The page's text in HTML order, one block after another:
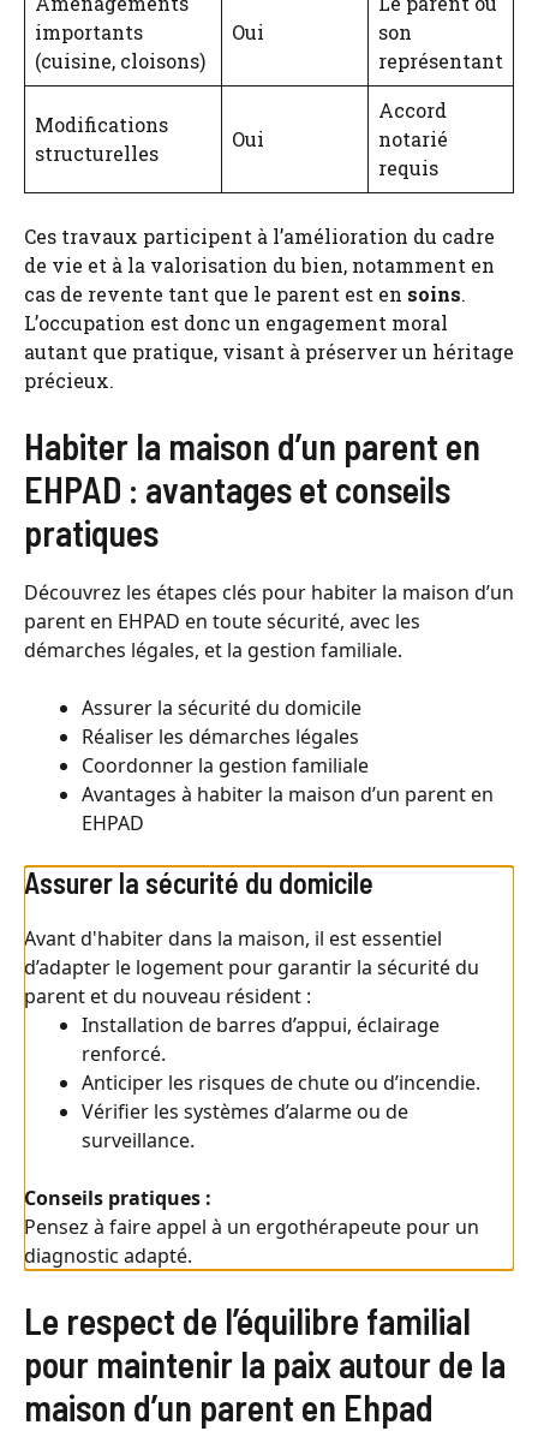
importants
(cuisine, cloisons)
Oui
son
représentant
Modifications
structurelles
Oui
Accord
notarié
requis
Ces travaux participent à l’amélioration du cadre
de vie et à la valorisation du bien, notamment en
cas de revente tant que le parent est en soins.
L’occupation est donc un engagement moral
autant que pratique, visant à préserver un héritage
précieux.
Habiter la maison d’un parent en
EHPAD : avantages et conseils
pratiques
Découvrez les étapes clés pour habiter la maison d’un
parent en EHPAD en toute sécurité, avec les
démarches légales, et la gestion familiale.
Assurer la sécurité du domicile
Réaliser les démarches légales
Coordonner la gestion familiale
Avantages à habiter la maison d’un parent en
EHPAD
Assurer la sécurité du domicile
Avant d'habiter dans la maison, il est essentiel
d’adapter le logement pour garantir la sécurité du
parent et du nouveau résident :
Installation de barres d’appui, éclairage
renforcé.
Anticiper les risques de chute ou d’incendie.
Vérifier les systèmes d’alarme ou de
surveillance.
Conseils pratiques :
Pensez à faire appel à un ergothérapeute pour un
diagnostic adapté.
Le respect de l’équilibre familial
pour maintenir la paix autour de la
maison d’un parent en Ehpad